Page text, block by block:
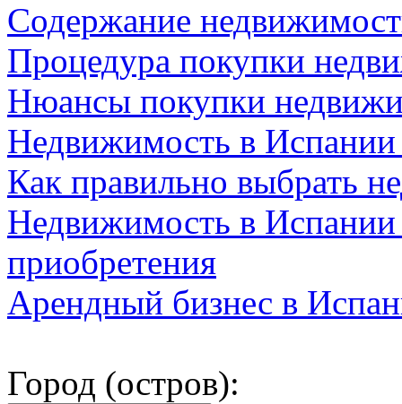
Содержание
Процедура покупки
Нюансы покупки
Недвижимость в
Как правильно выбрать
Недвижимость в Испании
приобретения
Арендный бизнес в
Город (остров):